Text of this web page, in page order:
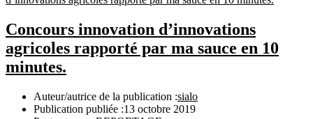
Concours innovation d’innovations
agricoles rapporté par ma sauce en 10
minutes.
Auteur/autrice de la publication :sialo
Publication publiée :13 octobre 2019